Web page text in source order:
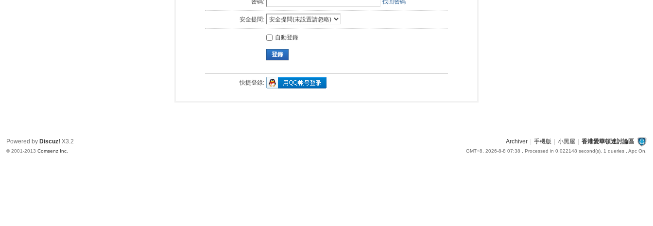
密碼: 找回密碼
安全提問:
自動登錄
登錄
快捷登錄:
Archiver 手機版 小黑屋 香港愛華頓迷討論區
GMT+8, 2026-8-8 07:38 , Processed in 0.022148 second(s), 1 queries , Apc On.
Powered by Discuz! X3.2
© 2001-2013Comsenz Inc.